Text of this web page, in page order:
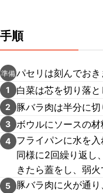
手順
準備パセリは刻んでおき
1 白菜は芯を切り落と
2 豚バラ肉は半分に切
3 ボウルにソースの材
4
フライパンに水を入
同様に2回繰り返し
きたら蓋をし、弱火
5
豚バラ肉に火が通